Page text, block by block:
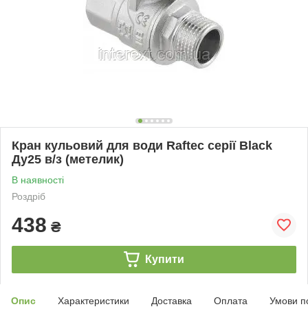
Кран кульовий для води Raftec серії Black
Ду25 в/з (метелик)
В наявності
Роздріб
438 ₴
Купити
Опис Характеристики Доставка Оплата Умови